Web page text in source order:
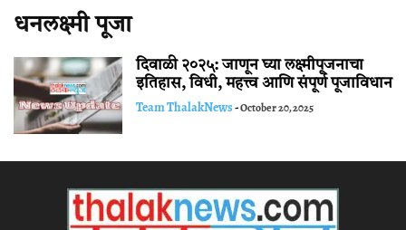
धनलक्ष्मी पूजा
दिवाळी २०२५: जाणून घ्या लक्ष्मीपूजनाचा
इतिहास, विधी, महत्त्व आणि संपूर्ण पूजाविधान
Team ThalakNews-October 20, 2025